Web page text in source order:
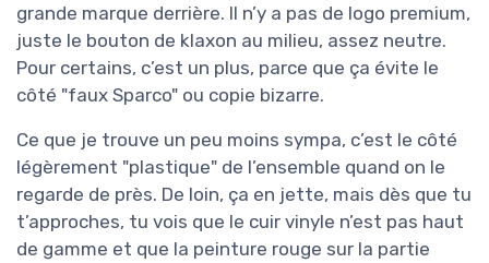
grande marque derrière. Il n’y a pas de logo premium,
juste le bouton de klaxon au milieu, assez neutre.
Pour certains, c’est un plus, parce que ça évite le
côté "faux Sparco" ou copie bizarre.
Ce que je trouve un peu moins sympa, c’est le côté
légèrement "plastique" de l’ensemble quand on le
regarde de près. De loin, ça en jette, mais dès que tu
t’approches, tu vois que le cuir vinyle n’est pas haut
de gamme et que la peinture rouge sur la partie